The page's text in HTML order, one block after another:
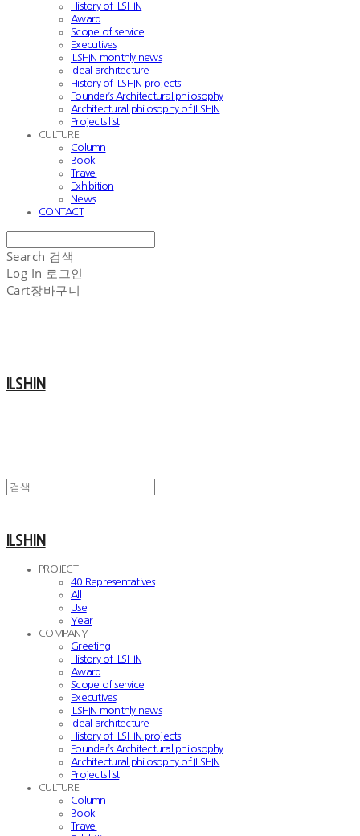
History of ILSHIN
Award
Scope of service
Executives
ILSHIN monthly news
Ideal architecture
History of ILSHIN projects
Founder’s Architectural philosophy
Architectural philosophy of ILSHIN
Projects list
CULTURE
Column
Book
Travel
Exhibition
News
CONTACT
Search 검색
Log In 로그인
Cart장바구니
ILSHIN
ILSHIN
PROJECT
40 Representatives
All
Use
Year
COMPANY
Greeting
History of ILSHIN
Award
Scope of service
Executives
ILSHIN monthly news
Ideal architecture
History of ILSHIN projects
Founder’s Architectural philosophy
Architectural philosophy of ILSHIN
Projects list
CULTURE
Column
Book
Travel